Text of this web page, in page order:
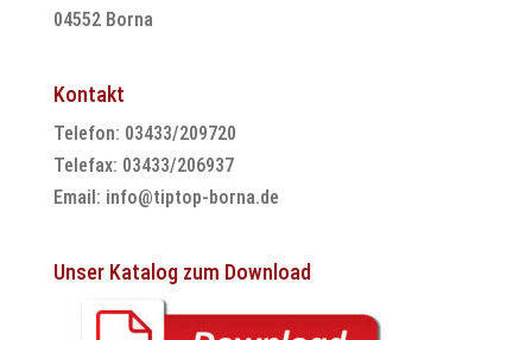
04552 Borna
Kontakt
Telefon: 03433/209720
Telefax: 03433/206937
Email: info@tiptop-borna.de
Unser Katalog zum Download